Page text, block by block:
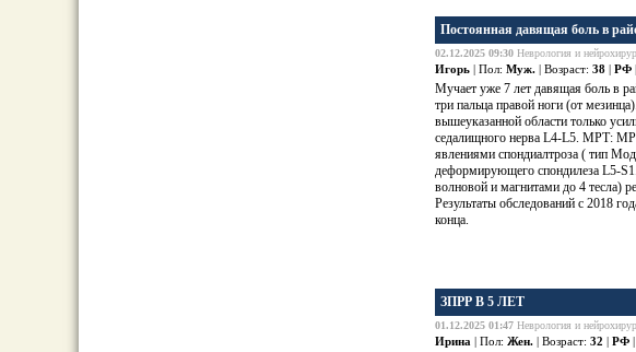
Постоянная давящая боль в
02.12.2025 09:30 Неврология и
Игорь | Пол: Муж. | Возраст: 38 | РФ |
Мучает уже 7 лет давящая боль в
три пальца правой ноги (от
вышеуказанной области только
седалищного нерва L4-L5. МРТ: МР
явлениями спондиалтроза ( тип
деформирующего спондилеза L5-
волновой и магнитами до 4 тесла)
Результаты обследований с 2018
конца.
ЗПРР В 5 ЛЕТ
01.12.2025 01:47 Неврология и
Ирина | Пол: Жен. | Возраст: 32 | РФ |